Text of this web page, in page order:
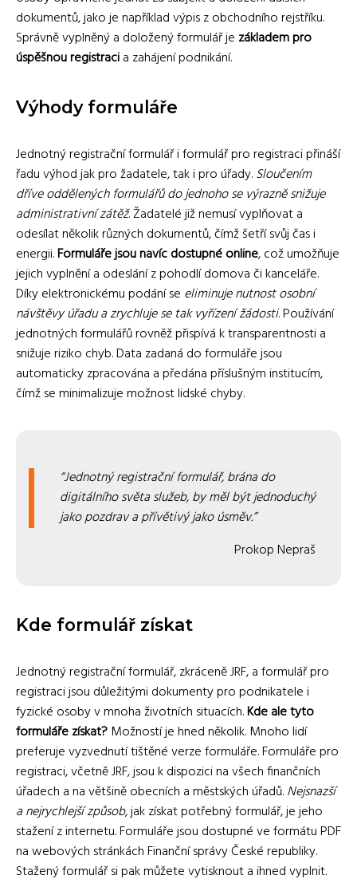
dokumentů, jako je například výpis z obchodního rejstříku.
Správně vyplněný a doložený formulář je základem pro
úspěšnou registracia zahájení podnikání.
Výhody formuláře
Jednotný registrační formulář i formulář pro registraci přináší
řadu výhod jak pro žadatele, tak i pro úřady.Sloučením
dříve oddělených formulářů do jednoho se výrazně snižuje
administrativní zátěž. Žadatelé již nemusí vyplňovat a
odesílat několik různých dokumentů, čímž šetří svůj čas i
energii.Formuláře jsou navíc dostupné online, což umožňuje
jejich vyplnění a odeslání z pohodlí domova či kanceláře.
Díky elektronickému podání se eliminuje nutnost osobní
návštěvy úřadu a zrychluje se tak vyřízení žádosti. Používání
jednotných formulářů rovněž přispívá k transparentnosti a
snižuje riziko chyb. Data zadaná do formuláře jsou
automaticky zpracována a předána příslušným institucím,
čímž se minimalizuje možnost lidské chyby.
Jednotný registrační formulář, brána do
digitálního světa služeb, by měl být jednoduchý
jako pozdrav a přívětivý jako úsměv.
Prokop Nepraš
Kde formulář získat
Jednotný registrační formulář, zkráceně JRF, a formulář pro
registraci jsou důležitými dokumenty pro podnikatele i
fyzické osoby v mnoha životních situacích.Kde ale tyto
formuláře získat?Možností je hned několik. Mnoho lidí
preferuje vyzvednutí tištěné verze formuláře. Formuláře pro
registraci, včetně JRF, jsou k dispozici na všech finančních
úřadech a na většině obecních a městských úřadů.Nejsnazší
a nejrychlejší způsob, jak získat potřebný formulář, je jeho
stažení z internetu. Formuláře jsou dostupné ve formátu PDF
na webových stránkách Finanční správy České republiky.
Stažený formulář si pak můžete vytisknout a ihned vyplnit.